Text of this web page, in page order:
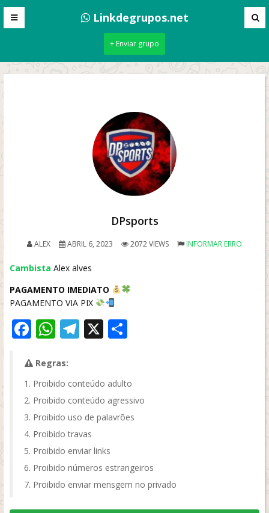
Linkdegrupos.net
+ Enviar grupo
DPsports
ALEX ABRIL 6, 2023 2072 VIEWS INFORMAR ERRO
Cambista Alex alves
PAGAMENTO IMEDIATO
PAGAMENTO VIA PIX
Facebook
WhatsApp
Telegram
X
Regras:
Proibido conteúdo adulto
Proibido conteúdo agressivo
Proibido uso de palavrões
Proibido travas
Proibido enviar links
Proibido números estrangeiros
Proibido enviar mensgem no privado